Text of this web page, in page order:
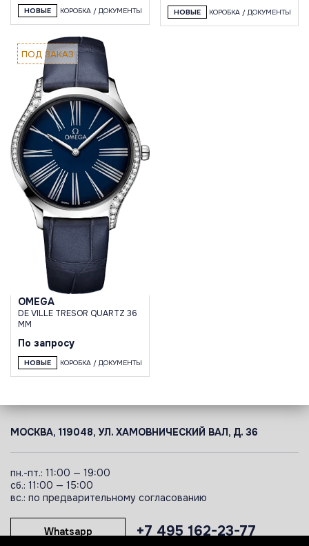
НОВЫЕ КОРОБКА / ДОКУМЕНТЫ НОВЫЕ КОРОБКА / ДОКУМЕНТЫ
ПОД ЗАКАЗ
OMEGA
DE VILLE TRESOR QUARTZ 36
MM
По запросу
НОВЫЕ КОРОБКА / ДОКУМЕНТЫ
МОСКВА, 119048, УЛ. ХАМОВНИЧЕСКИЙ ВАЛ, Д. 36
пн.-пт.: 11:00 — 19:00
сб.: 11:00 — 15:00
вс.: по предварительному согласованию
+7 495 162-23-77
Whatsapp